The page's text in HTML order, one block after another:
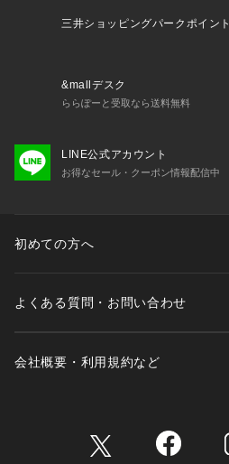
三井ショッピングパークポイント
&mallデスク
ららぽーと受取なら送料無料
LINE公式アカウント
お得なセール・クーポン情報配信中
初めての方へ
よくある質問・お問い合わせ
会社概要・利用規約など